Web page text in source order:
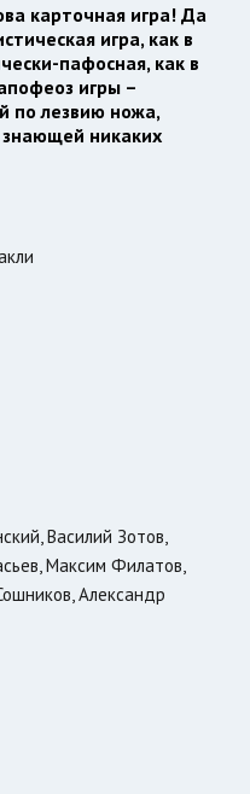
карточная игра! Да
игра, как в
пафосная, как в
игры –
по лезвию ножа,
никаких
Василий Зотов,
Максим Филатов,
Александр